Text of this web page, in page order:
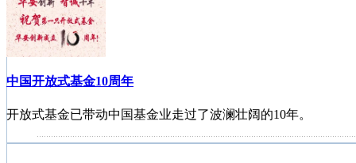
中国开放式基金10周年
开放式基金已带动中国基金业走过了波澜壮阔的10年。